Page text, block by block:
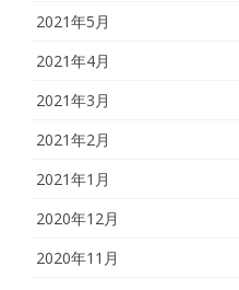
2021年5月
2021年4月
2021年3月
2021年2月
2021年1月
2020年12月
2020年11月